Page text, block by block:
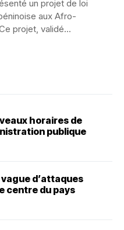
un projet de loi
aux Afro-
projet, validé...
horaires de
publique
d’attaques
centre du pays